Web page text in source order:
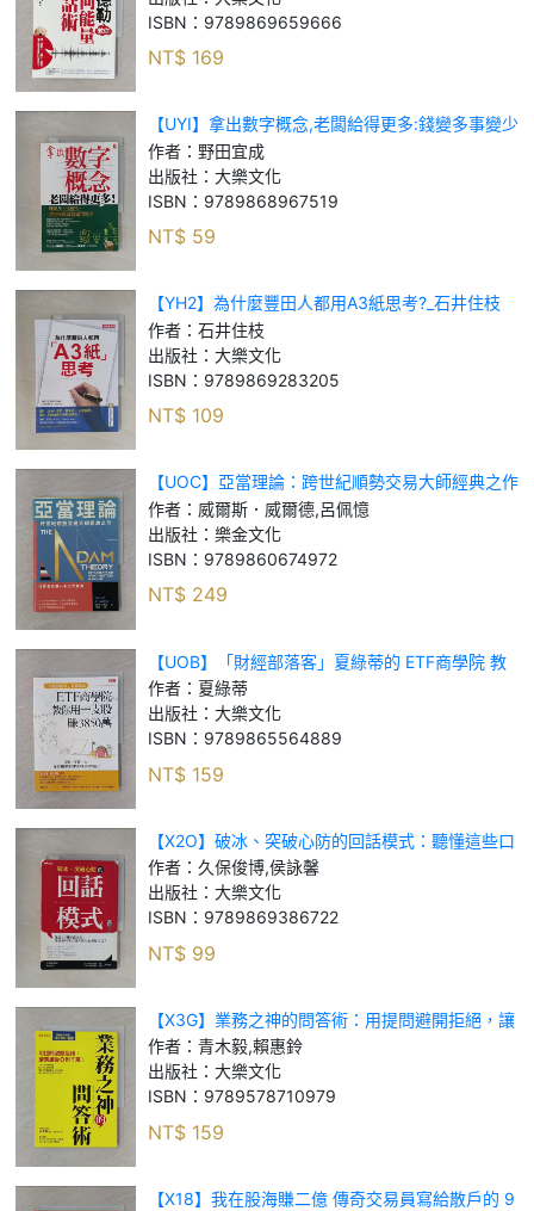
ISBN： 9789869659666
NT$ 169
【UYI】拿出數字概念,老闆給得更多:錢變多事變少
_野田宜成
作者： 野田宜成
出版社： 大樂文化
ISBN： 9789868967519
NT$ 59
【YH2】為什麼豐田人都用A3紙思考?_石井住枝
作者： 石井住枝
出版社： 大樂文化
ISBN： 9789869283205
NT$ 109
【UOC】亞當理論：跨世紀順勢交易大師經典之作
_威爾斯．威爾德, 呂佩憶
作者： 威爾斯．威爾德,呂佩憶
出版社： 樂金文化
ISBN： 9789860674972
NT$ 249
【UOB】「財經部落客」夏綠蒂的 ETF商學院 教
你用一支股 賺出3850萬：只要一年買一次，保證
避開地雷股的周公投資法！_夏綠蒂
作者： 夏綠蒂
出版社： 大樂文化
ISBN： 9789865564889
NT$ 159
【X2O】破冰、突破心防的回話模式：聽懂這些口
頭禪，你就不用為了迎合別人而委屈自己！_久保
俊博, 侯詠馨
作者： 久保俊博,侯詠馨
出版社： 大樂文化
ISBN： 9789869386722
NT$ 99
【X3G】業務之神的問答術：用提問避開拒絕，讓
作者： 青木毅,賴惠鈴
出版社： 大樂文化
ISBN： 9789578710979
NT$ 159
【X18】我在股海賺二億 傳奇交易員寫給散戶的 9